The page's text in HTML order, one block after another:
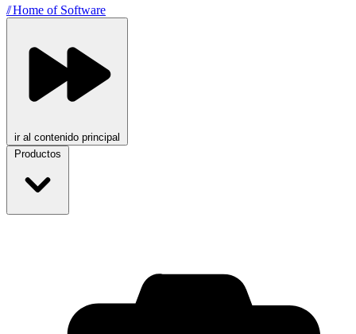
//Home of Software
ir al contenido principal
Productos